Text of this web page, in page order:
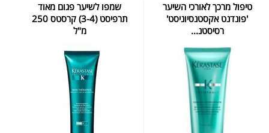
טיפול מרכך לאורכי השיער
'פונדנט אקסטנסיוניסט'
רסיסטנ...
שמפו לשיער פגום מאוד
תרפיסט (3-4) קרסטס 250
מ"ל